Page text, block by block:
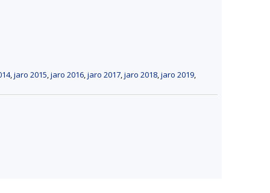
,jaro 2015,jaro 2016,jaro 2017,jaro 2018,jaro 2019,